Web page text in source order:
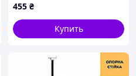
455 ₴
Купить